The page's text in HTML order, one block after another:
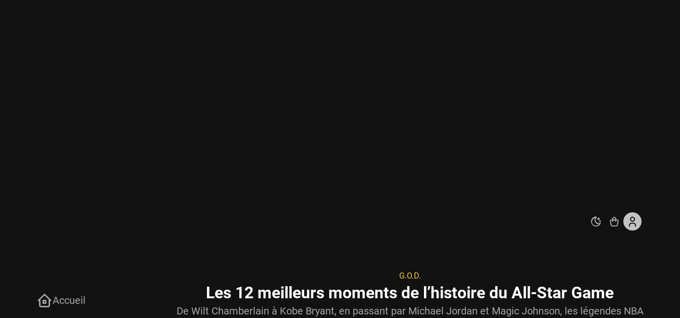
G.O.D.
Les 12 meilleurs moments de l’histoire du All-Star Game
De Wilt Chamberlain à Kobe Bryant, en passant par Michael Jordan et Magic Johnson, les légendes NBA
Accueil